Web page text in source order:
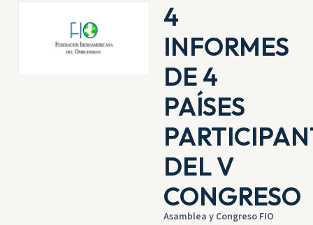
4
INFORMES
DE 4
PAÍSES
DEL V
CONGRESO
Asamblea y Congreso FIO